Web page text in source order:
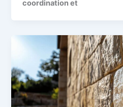
coordination et